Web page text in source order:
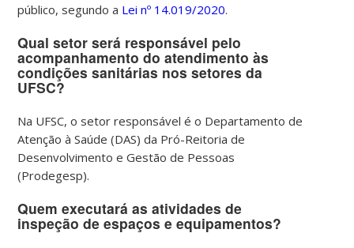
público, segundo a Leinº 14.019/2020.
Qual setor será responsável pelo
acompanhamento do atendimento às
condições sanitárias nos setores da
UFSC?
Na UFSC, o setor responsável é o Departamento de
Atenção à Saúde (DAS) da Pró-Reitoria de
Desenvolvimento e Gestão de Pessoas
(Prodegesp).
Quem executará as atividades de
inspeção de espaços e equipamentos?